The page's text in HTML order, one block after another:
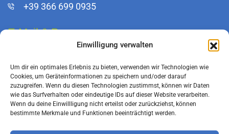
Einwilligung verwalten
Um dir ein optimales Erlebnis zu bieten, verwenden wir Technologien wie
Cookies, um Geräteinformationen zu speichern und/oder darauf
zuzugreifen. Wenn du diesen Technologien zustimmst, können wir Daten
wie das Surfverhalten oder eindeutige IDs auf dieser Website verarbeiten.
Wenn du deine Einwillligung nicht erteilst oder zurückziehst, können
bestimmte Merkmale und Funktionen beeinträchtigt werden.
+39 366 699 0935
E-Mail & Pec
infoeg@pec.rolmail.net